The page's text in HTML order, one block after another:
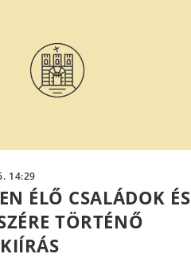
14:29
ÉLŐ CSALÁDOK ÉS
TÖRTÉNŐ